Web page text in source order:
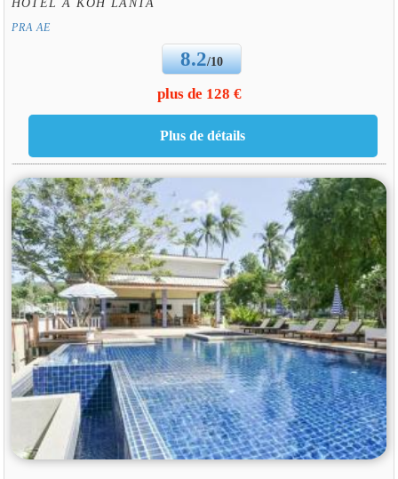
PRA AE
8.2/10
plus de 128 €